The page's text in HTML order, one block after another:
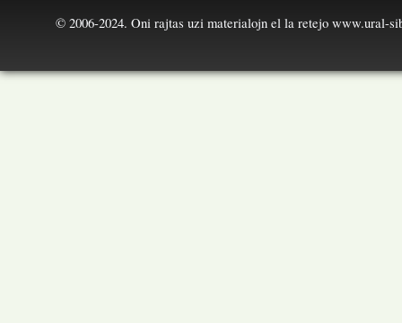
© 2006-2024. Oni rajtas uzi materialojn el la retejo www.ural-